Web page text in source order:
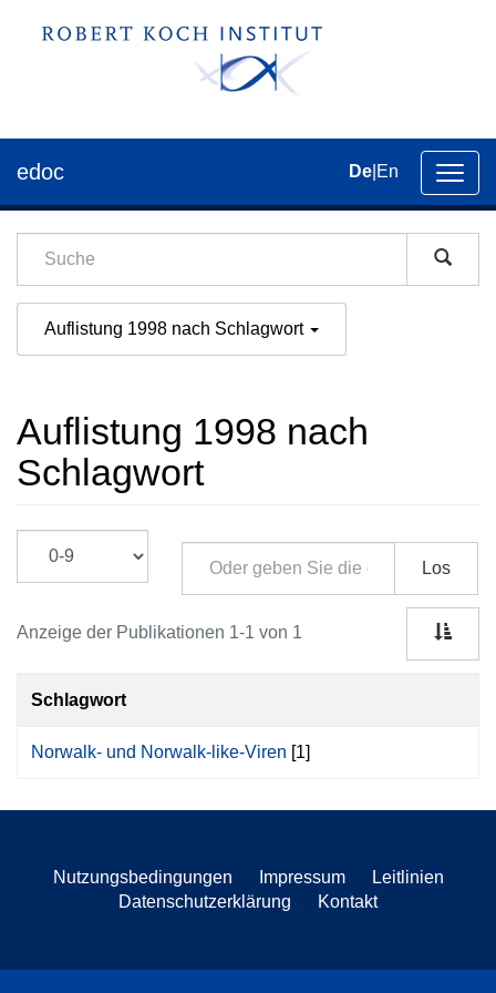
der
edoc De En
Auflistung 1998 nach Schlagwort
Auflistung 1998 nach
Schlagwort
Los
Anzeige der Publikationen 1-1 von 1
Schlagwort
Norwalk- und Norwalk-like-Viren [1]
Nutzungsbedingungen Impressum
Leitlinien
Datenschutzerklärung
Kontakt